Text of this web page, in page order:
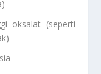
oksalat (seperti